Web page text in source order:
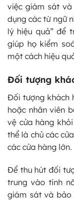
việc giám sát và
dụng các từ ngữ
lý hiệu quả” để
giúp họ kiểm
một cách hiệu
Đối tượng
Đối tượng khách
hoặc nhân viên
vệ cửa hàng
thể là chủ các
các cửa hàng lớn.
Để thu hút đối
trung vào tính
giám sát và bảo